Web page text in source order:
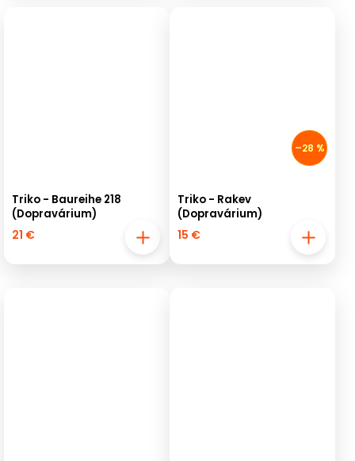
Triko - Baureihe 218
(Dopravárium)
21 €
–28 %
Triko - Rakev
(Dopravárium)
15 €